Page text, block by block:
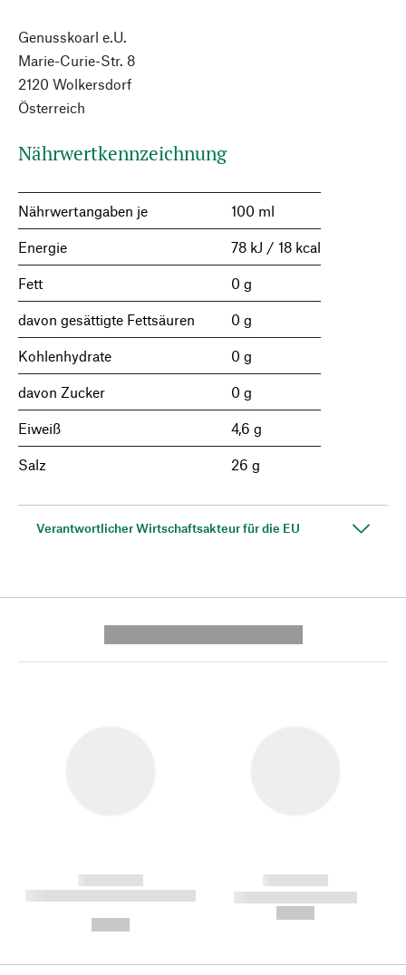
Genusskoarl e.U.
Marie-Curie-Str. 8
2120 Wolkersdorf
Österreich
Nährwertkennzeichnung
Nährwertangaben je 100 ml
Energie 78 kJ / 18 kcal
Fett 0 g
davon gesättigte Fettsäuren 0 g
Kohlenhydrate 0 g
davon Zucker 0 g
Eiweiß 4,6 g
Salz 26 g
Verantwortlicher Wirtschaftsakteur für die EU
------------
----------- ----------- --------
------------
----------- -----------